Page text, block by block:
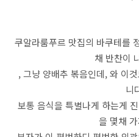
쿠알라룸푸르 맛집의 바쿠테를
채 반찬이
, 그냥 양배추 볶음인데, 와 이
니
보통 음식을 특별나게 하는게
을 몇채